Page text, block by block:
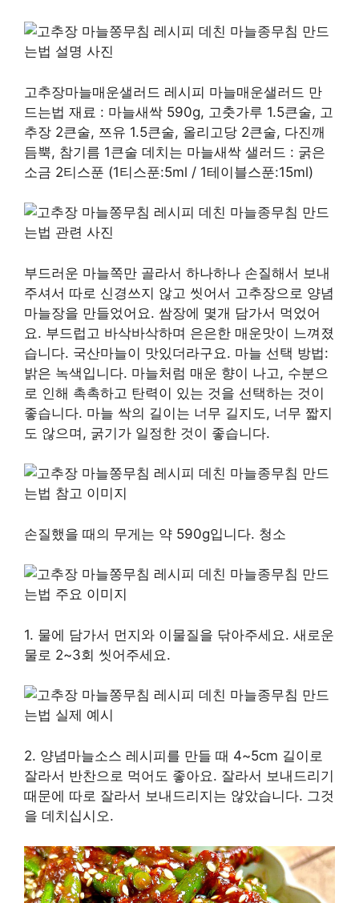
고추장마늘매운샐러드 레시피 마늘매운샐러드 만
드는법 재료 : 마늘새싹 590g, 고춧가루 1.5큰술, 고
추장 2큰술, 쯔유 1.5큰술, 올리고당 2큰술, 다진깨
듬뿍, 참기름 1큰술 데치는 마늘새싹 샐러드 : 굵은
소금 2티스푼 (1티스푼:5ml / 1테이블스푼:15ml)
부드러운 마늘쪽만 골라서 하나하나 손질해서 보내
주셔서 따로 신경쓰지 않고 씻어서 고추장으로 양념
마늘장을 만들었어요. 쌈장에 몇개 담가서 먹었어
요. 부드럽고 바삭바삭하며 은은한 매운맛이 느껴졌
습니다. 국산마늘이 맛있더라구요. 마늘 선택 방법:
밝은 녹색입니다. 마늘처럼 매운 향이 나고, 수분으
로 인해 촉촉하고 탄력이 있는 것을 선택하는 것이
좋습니다. 마늘 싹의 길이는 너무 길지도, 너무 짧지
도 않으며, 굵기가 일정한 것이 좋습니다.
손질했을 때의 무게는 약 590g입니다. 청소
1. 물에 담가서 먼지와 이물질을 닦아주세요. 새로운
물로 2~3회 씻어주세요.
2. 양념마늘소스 레시피를 만들 때 4~5cm 길이로
잘라서 반찬으로 먹어도 좋아요. 잘라서 보내드리기
때문에 따로 잘라서 보내드리지는 않았습니다. 그것
을 데치십시오.